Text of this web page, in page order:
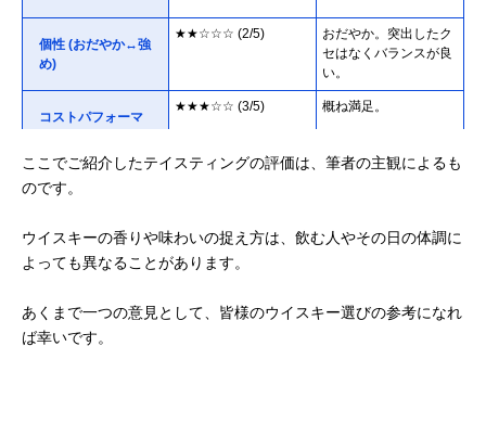
個性 (おだやか↔強
め)
★★☆☆☆ (2/5)
おだやか。突出したク
セはなくバランスが良
い。
コストパフォーマ
★★★☆☆ (3/5) 概ね満足。
ここでご紹介したテイスティングの評価は、筆者の主観によるも
のです。
ウイスキーの香りや味わいの捉え方は、飲む人やその日の体調に
よっても異なることがあります。
あくまで一つの意見として、皆様のウイスキー選びの参考になれ
ば幸いです。